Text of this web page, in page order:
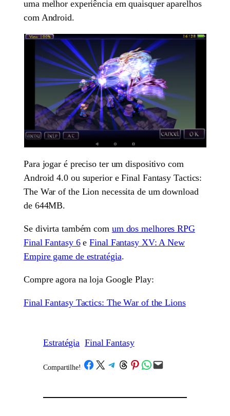
uma melhor experiência em quaisquer aparelhos
com Android.
Para jogar é preciso ter um dispositivo com
Android 4.0 ou superior e Final Fantasy Tactics:
The War of the Lion necessita de um download
de 644MB.
Se divirta também com um dos melhores RPG
Final Fantasy 6eFinal Fantasy XV: A New
Empire game de estratégia.
Compre agora na loja Google Play:
Final Fantasy Tactics: The War of the Lions
Estratégia Final Fantasy
Compartilhe! /Share on Facebook
Share on X Share on Telegram
Share on Threads
Share on Pinterest
Share on WhatsApp
Email this Page